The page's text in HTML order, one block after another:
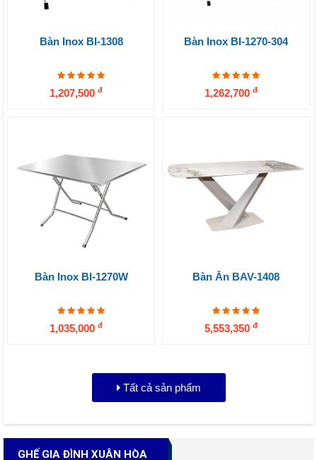
Bàn Inox BI-1308
1,207,500 đ
Bàn Inox BI-1270-304
1,262,700 đ
Bàn Inox BI-1270W
1,035,000 đ
Bàn Ăn BAV-1408
5,553,350 đ
Tất cả sản phẩm
GHẾ GIA ĐÌNH XUÂN HÒA